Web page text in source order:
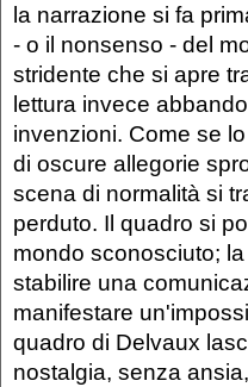
la narrazione si fa
- o il nonsenso - del
stridente che si apre
lettura invece
invenzioni. Come se
di oscure allegorie
scena di normalità si
perduto. Il quadro si
mondo sconosciuto;
stabilire una
manifestare
quadro di Delvaux
nostalgia, senza